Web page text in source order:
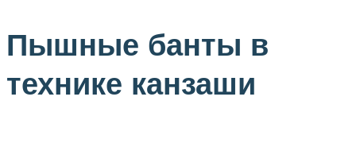
Пышные банты в
технике канзаши